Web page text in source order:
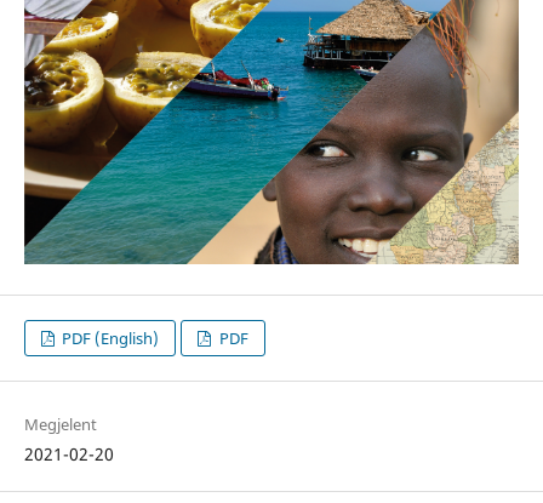
PDF (English) PDF
Megjelent
2021-02-20